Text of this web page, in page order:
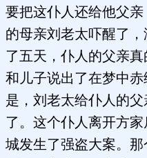
要把这仆人还给他父
的母亲刘老太吓醒了
了五天，仆人的父亲
和儿子说出了在梦中
是，刘老太给仆人的
了。这个仆人离开方
城发生了强盗大案。